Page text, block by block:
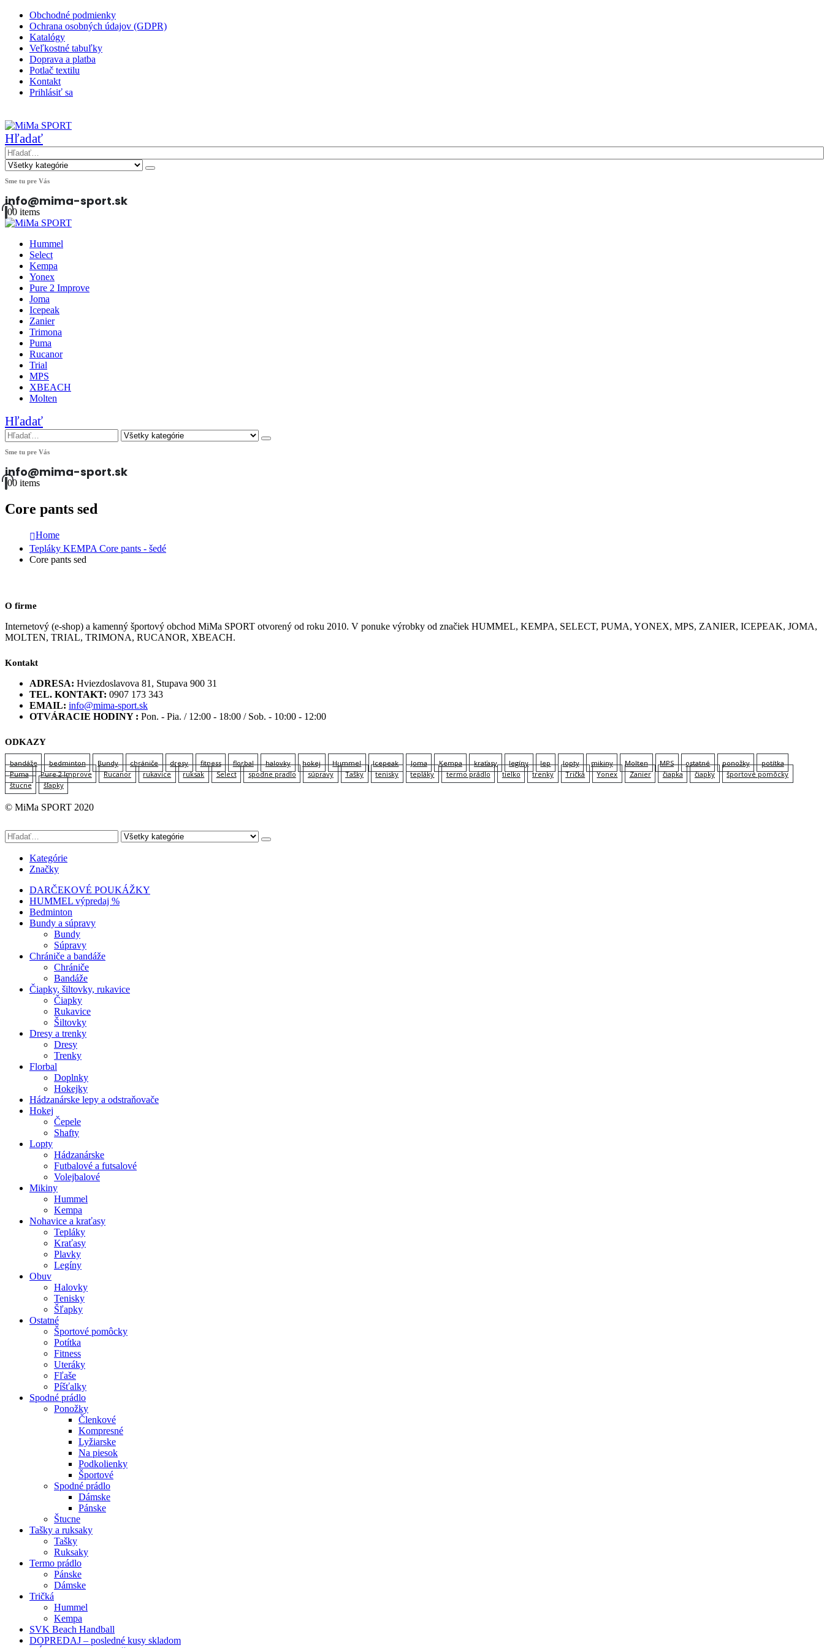
Obchodné podmienky
Ochrana osobných údajov (GDPR)
Katalógy
Veľkostné tabuľky
Doprava a platba
Potlač textilu
Kontakt
Prihlásiť sa
Hľadať
Sme tu pre Vás
info@mima-sport.sk
00 items
Hummel
Select
Kempa
Yonex
Pure 2 Improve
Joma
Icepeak
Zanier
Trimona
Puma
Rucanor
Trial
MPS
XBEACH
Molten
Hľadať
Sme tu pre Vás
info@mima-sport.sk
00 items
Core pants sed
Home
Tepláky KEMPA Core pants - šedé
Core pants sed
O firme
Internetový (e-shop) a kamenný športový obchod MiMa SPORT otvorený od roku 2010. V ponuke výrobky od značiek HUMMEL, KEMPA, SELECT, PUMA, YONEX, MPS, ZANIER, ICEPEAK, JOMA,
MOLTEN, TRIAL, TRIMONA, RUCANOR, XBEACH.
Kontakt
ADRESA: Hviezdoslavova 81, Stupava 900 31
TEL. KONTAKT: 0907 173 343
EMAIL: info@mima-sport.sk
OTVÁRACIE HODINY : Pon. - Pia. / 12:00 - 18:00 / Sob. - 10:00 - 12:00
ODKAZY
bandáže bedminton Bundy chrániče dresy fitness florbal halovky hokej Hummel Icepeak Joma Kempa kraťasy legíny lep lopty mikiny Molten MPS ostatné ponožky
potítka
Puma
Pure 2 Improve Rucanor rukavice ruksak Select spodne pradlo súpravy Tašky tenisky tepláky termo prádlo tielko trenky Tričká Yonex Zanier čiapka čiapky
športové pomôcky
štucne
šľapky
© MiMa SPORT 2020
Kategórie
Značky
DARČEKOVÉ POUKÁŽKY
HUMMEL výpredaj %
Bedminton
Bundy a súpravy
Bundy
Súpravy
Chrániče a bandáže
Chrániče
Bandáže
Čiapky, šiltovky, rukavice
Čiapky
Rukavice
Šiltovky
Dresy a trenky
Dresy
Trenky
Florbal
Doplnky
Hokejky
Hádzanárske lepy a odstraňovače
Hokej
Čepele
Shafty
Lopty
Hádzanárske
Futbalové a futsalové
Volejbalové
Mikiny
Hummel
Kempa
Nohavice a kraťasy
Tepláky
Kraťasy
Plavky
Legíny
Obuv
Halovky
Tenisky
Šľapky
Ostatné
Športové pomôcky
Potítka
Fitness
Uteráky
Fľaše
Píšťalky
Spodné prádlo
Ponožky
Členkové
Kompresné
Lyžiarske
Na piesok
Podkolienky
Športové
Spodné prádlo
Dámske
Pánske
Štucne
Tašky a ruksaky
Tašky
Ruksaky
Termo prádlo
Pánske
Dámske
Tričká
Hummel
Kempa
SVK Beach Handball
DOPREDAJ – posledné kusy skladom